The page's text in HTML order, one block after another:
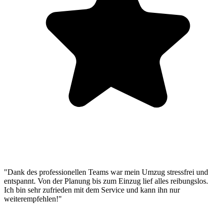
"Dank des professionellen Teams war mein Umzug stressfrei und
entspannt. Von der Planung bis zum Einzug lief alles reibungslos.
Ich bin sehr zufrieden mit dem Service und kann ihn nur
weiterempfehlen!"